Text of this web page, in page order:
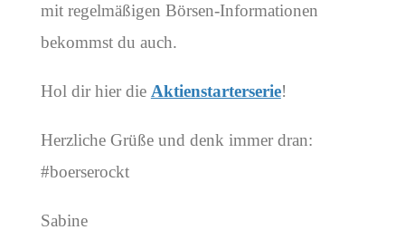
mit regelmäßigen Börsen-Informationen
bekommst du auch.
Hol dir hier die Aktienstarterserie!
Herzliche Grüße und denk immer dran:
#boerserockt
Sabine